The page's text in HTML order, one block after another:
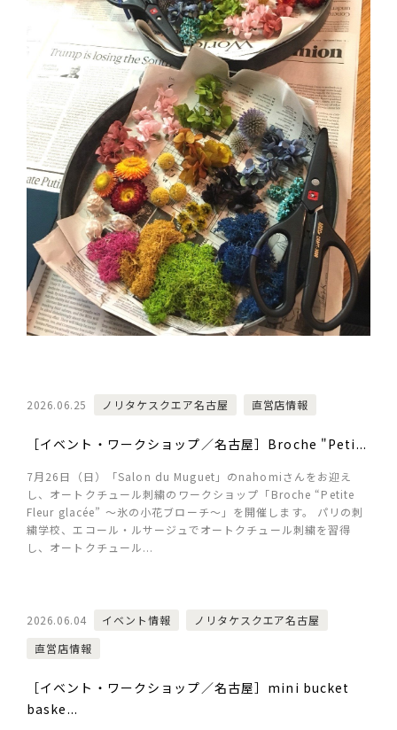
2026.06.25 ノリタケスクエア名古屋 直営店情報
［イベント・ワークショップ／名古屋］Broche "Peti...
7月26日（日）「Salon du Muguet」のnahomiさんをお迎え
し、オートクチュール刺繍のワークショップ「Broche “Petite
Fleur glacée” ～氷の小花ブローチ～」を開催します。 パリの刺
繍学校、エコール・ルサージュでオートクチュール刺繍を習得
し、オートクチュール...
2026.06.04 イベント情報
ノリタケスクエア名古屋
直営店情報
［イベント・ワークショップ／名古屋］mini bucket
baske...